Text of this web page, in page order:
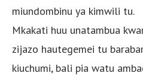
miundombinu ya kimwili tu.
Mkakati huu unatambua
zijazo hautegemei tu
kiuchumi, bali pia watu